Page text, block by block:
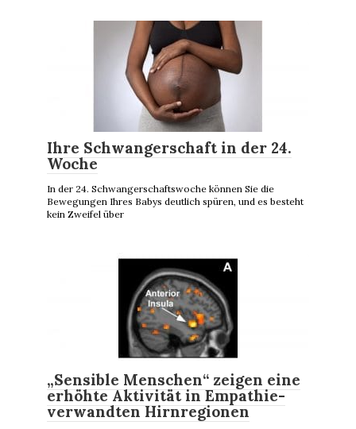
Ihre Schwangerschaft in der 24.
Woche
In der 24. Schwangerschaftswoche können Sie die
Bewegungen Ihres Babys deutlich spüren, und es besteht
kein Zweifel über
„Sensible Menschen“ zeigen eine
erhöhte Aktivität in Empathie-
verwandten Hirnregionen